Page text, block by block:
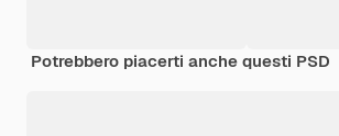
Potrebbero piacerti anche questi PSD